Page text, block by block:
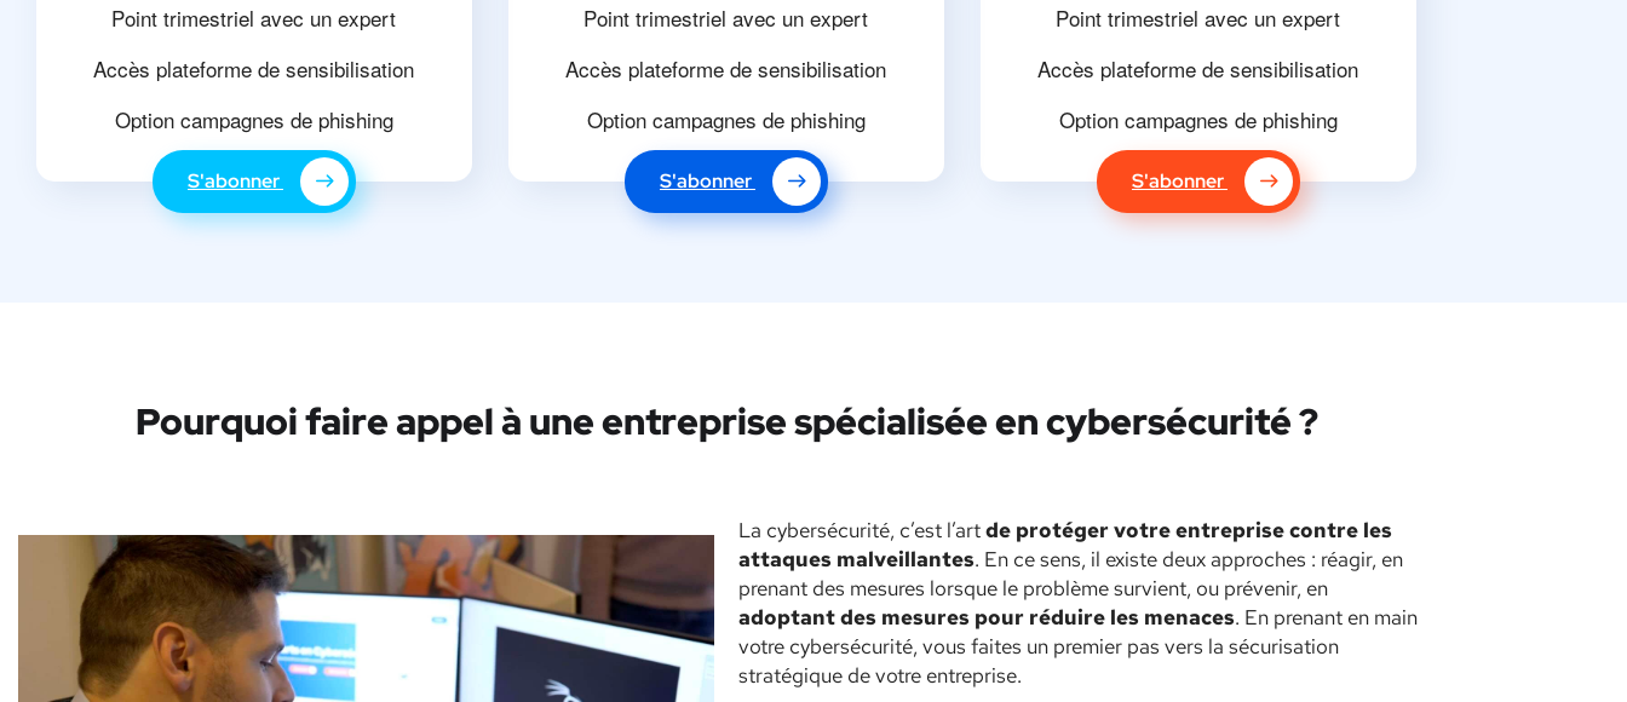
Point trimestriel avec un expert
Accès plateforme de sensibilisation
Option campagnes de phishing
S'abonner
Point trimestriel avec un expert
Accès plateforme de sensibilisation
Option campagnes de phishing
S'abonner
Point trimestriel avec un expert
Accès plateforme de sensibilisation
Option campagnes de phishing
S'abonner
Pourquoi faire appel à une entreprise spécialisée en cybersécurité ?
La cybersécurité, c’est l’artde protéger votre entreprise contre les
attaques malveillantes. En ce sens, il existe deux approches : réagir, en
prenant des mesures lorsque le problème survient, ou prévenir, en
adoptant des mesures pour réduire les menaces. En prenant en main
votre cybersécurité, vous faites un premier pas vers la sécurisation
stratégique de votre entreprise.